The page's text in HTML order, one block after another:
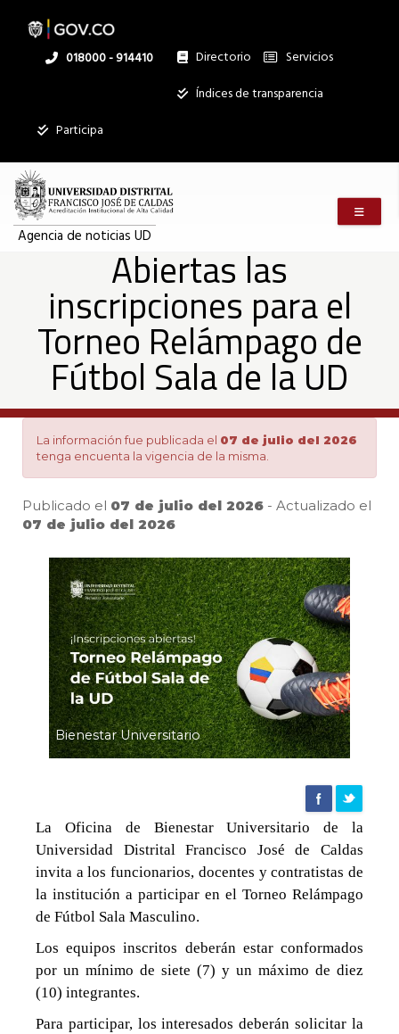
Abiertas
las
inscripciones
para
el
Torneo
Relámpago
de
Fútbol
Sala
de
UD
Agencia
de
noticias
UD
contenido
Linea
018000 - 914410 Directorio
Institucional
Servicios
Índices de transparencia
Participa
Agencia de noticias UD
Abiertas las
inscripciones para el
Torneo Relámpago de
Fútbol Sala de la UD
La información fue publicada el 07 de julio del 2026
tenga encuenta la vigencia de la misma.
Publicado el 07 de julio del 2026 - Actualizado el
07 de julio del 2026
Bienestar Universitario
La Oficina de Bienestar Universitario de la
Universidad Distrital Francisco José de Caldas
invita a los funcionarios, docentes y contratistas de
la institución a participar en el Torneo Relámpago
de Fútbol Sala Masculino.
Los equipos inscritos deberán estar conformados
por un mínimo de siete (7) y un máximo de diez
(10) integrantes.
Para participar, los interesados deberán solicitar la